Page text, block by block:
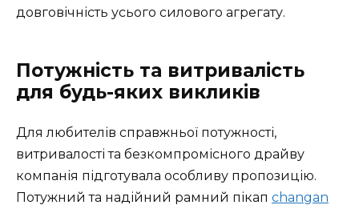
довговічність усього силового агрегату.
Потужність та витривалість
для будь-яких викликів
Для любителів справжньої потужності,
витривалості та безкомпромісного драйву
компанія підготувала особливу пропозицію.
Потужний та надійний рамний пікап changan